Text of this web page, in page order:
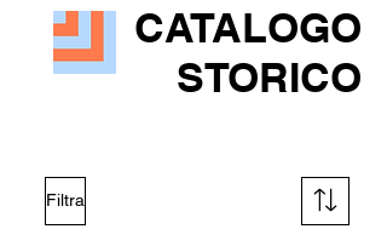
CATALOGO
STORICO
Filtra